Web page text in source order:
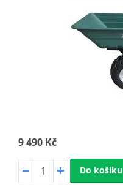
9 490 Kč
Do košíku